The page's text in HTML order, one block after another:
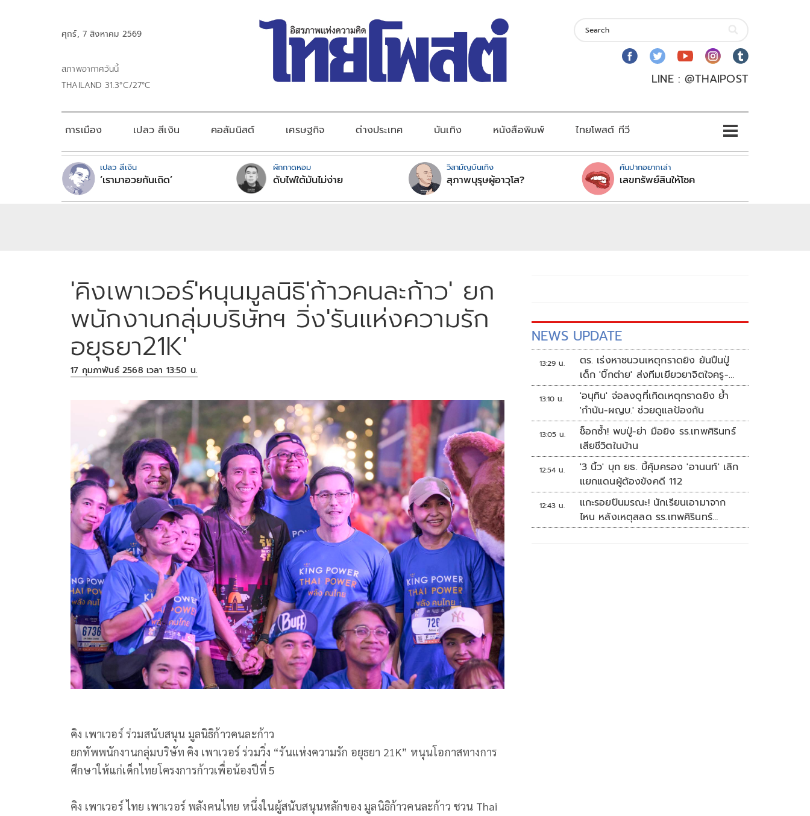
ศุกร์, 7 สิงหาคม 2569
สภาพอากาศวันนี้
THAILAND 31.3°C/27°C
LINE : @THAIPOST
การเมือง เปลว สีเงิน คอลัมนิสต์ เศรษฐกิจ ต่างประเทศ บันเทิง หนังสือพิมพ์ ไทยโพสต์ ทีวี
เปลว สีเงิน
‘เรามาอวยกันเถิด’
ผักกาดหอม
ดับไฟใต้มันไม่ง่าย
วิสามัญบันเทิง
สุภาพบุรุษผู้อาวุโส?
คันปากอยากเล่า
เลขทรัพย์สินให้โชค
'คิงเพาเวอร์'หนุนมูลนิธิ'ก้าวคนละก้าว' ยก
พนักงานกลุ่มบริษัทฯ วิ่ง'รันแห่งความรัก
อยุธยา21K'
17 กุมภาพันธ์ 2568 เวลา 13:50 น.
คิง เพาเวอร์ ร่วมสนับสนุน มูลนิธิก้าวคนละก้าว
ยกทัพพนักงานกลุ่มบริษัท คิง เพาเวอร์ ร่วมวิ่ง “รันแห่งความรัก อยุธยา 21K” หนุนโอกาสทางการ
ศึกษาให้แก่เด็กไทยโครงการก้าวเพื่อน้องปีที่ 5
คิง เพาเวอร์ ไทย เพาเวอร์ พลังคนไทย หนึ่งในผู้สนับสนุนหลักของ มูลนิธิก้าวคนละก้าว ชวน Thai
NEWS UPDATE
13:29 น.
ตร. เร่งหาชนวนเหตุกราดยิง ยันปืนปู่
เด็ก 'บิ๊กต่าย' ส่งทีมเยียวยาจิตใจครู-
นร.
13:10 น.
'อนุทิน' จ่อลงดูที่เกิดเหตุกราดยิง ย้ำ
'กำนัน-ผญบ.' ช่วยดูแลป้องกัน
13:05 น.
ช็อกซ้ำ! พบปู่-ย่า มือยิง รร.เทพศิรินทร์
เสียชีวิตในบ้าน
12:54 น.
'3 นิ้ว' บุก ยธ. บี้คุ้มครอง 'อานนท์' เลิก
แยกแดนผู้ต้องขังคดี 112
12:43 น.
แกะรอยปืนมรณะ! นักเรียนเอามาจาก
ไหน หลังเหตุสลด รร.เทพศิรินทร์
นนทบุรี